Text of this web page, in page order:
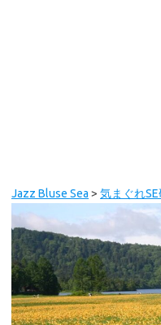
Jazz Bluse Sea > 気まぐれ